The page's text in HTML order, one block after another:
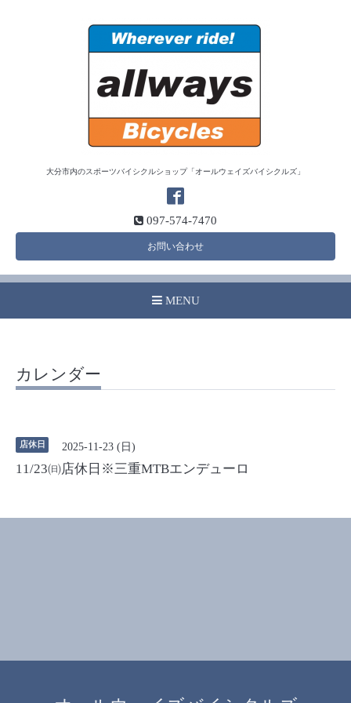
大分市内のスポーツバイシクルショップ「オールウェイズバイシクルズ」
097-574-7470
お問い合わせ
MENU
カレンダー
店休日 2025-11-23 (日)
11/23㈰店休日※三重MTBエンデューロ